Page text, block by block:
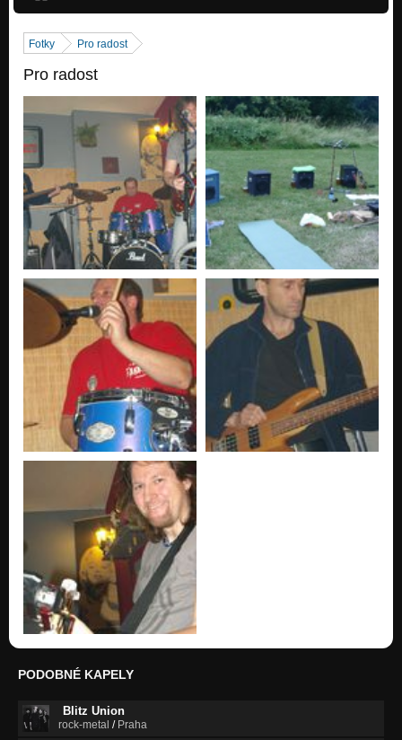
Fotky Pro radost
Pro radost
PODOBNÉ KAPELY
Blitz Union
rock-metal / Praha